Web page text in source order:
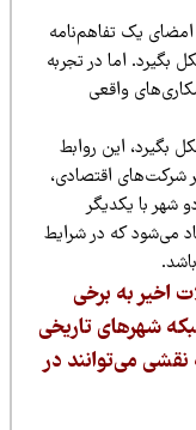
یک تفاهم‌نامه
اما در تجربه
واقعی
این روابط
اقتصادی،
یکدیگر
که در شرایط
به برخی
تاریخی
می‌توانند در